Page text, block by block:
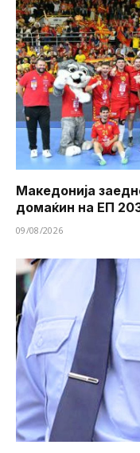
Македонија
домаќин на ЕП
09/08/2026